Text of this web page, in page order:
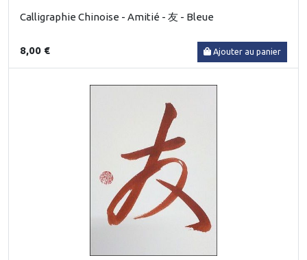
Calligraphie Chinoise - Amitié - 友 - Bleue
8,00 € Ajouter au panier